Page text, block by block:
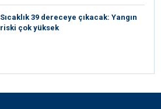
Sıcaklık 39 dereceye çıkacak: Yangın
riski çok yüksek